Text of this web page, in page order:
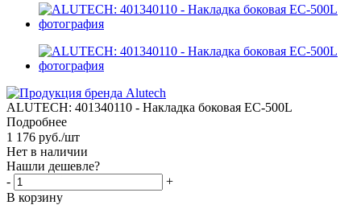
ALUTECH: 401340110 - Накладка боковая EC-500L
Подробнее
1 176 руб./шт
Нет в наличии
Нашли дешевле?
-
+
В корзину